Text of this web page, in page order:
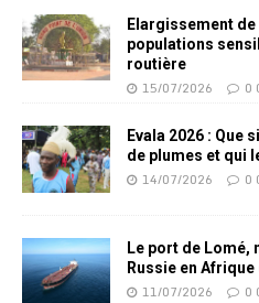
Elargissement de
populations
routière
15/07/2026 0
Evala 2026 : Que
de plumes et qui
14/07/2026 0
Le port de Lomé,
Russie en Afrique
11/07/2026 0